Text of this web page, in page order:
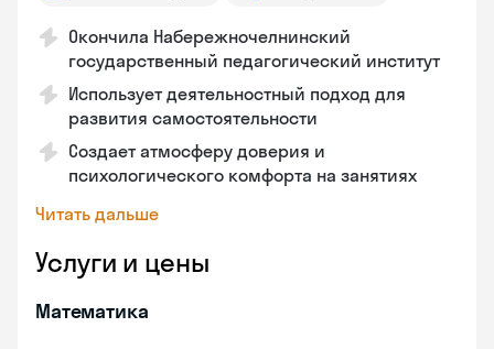
Окончила Набережночелнинский
государственный педагогический институт
Использует деятельностный подход для
развития самостоятельности
Создает атмосферу доверия и
психологического комфорта на занятиях
Читать дальше
Услуги и цены
Математика